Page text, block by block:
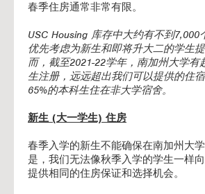
春季住房通常非常有限。
USC Housing 库存中大约有不到7,000
优先考虑为新生和即将升大二的学生
而，截至2021-22学年，南加州大学有
生注册，远远超出我们可以提供的住
65%的本科生住在非大学宿舍。
新生 (大一学生) 住房
春季入学的新生不能确保在南加州大
是，我们无法像秋季入学的学生一样
提供相同的住房保证和选择机会。